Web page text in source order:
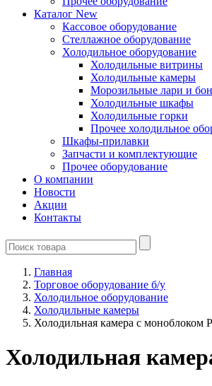
Каталог New
Кассовое оборудование
Стеллажное оборудование
Холодильное оборудование
Холодильные витрины
Холодильные камеры
Морозильные лари и
Холодильные шкафы
Холодильные горки
Прочее холодильное
Шкафы-прилавки
Запчасти и комплектующие
Прочее оборудование
О компании
Новости
Акции
Контакты
Главная
Торговое оборудование б/у
Холодильное оборудование
Холодильные камеры
Холодильная камера с
Холодильная